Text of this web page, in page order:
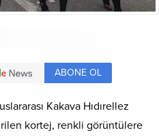
ABONE OL
Kakava Hıdırellez
kortej, renkli görüntülere